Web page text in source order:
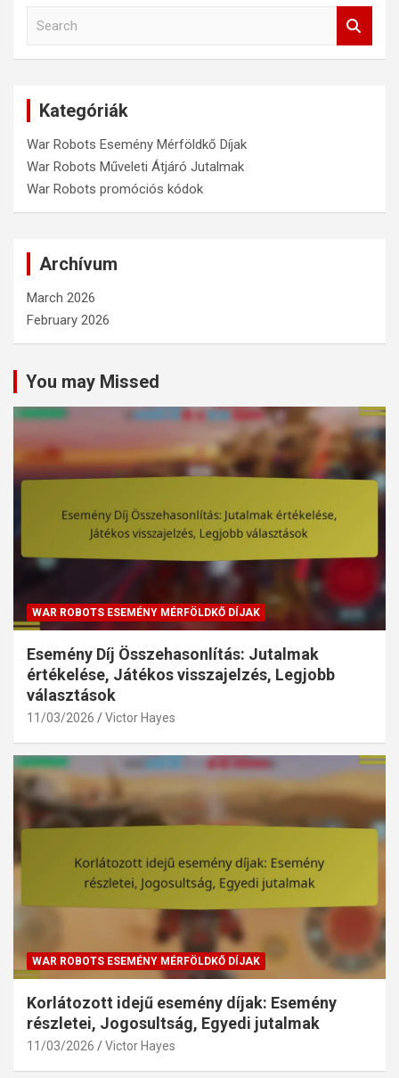
Kategóriák
War Robots Esemény Mérföldkő Díjak
War Robots Műveleti Átjáró Jutalmak
War Robots promóciós kódok
Archívum
March 2026
February 2026
You may Missed
WAR ROBOTS ESEMÉNY MÉRFÖLDKŐ DÍJAK
Esemény Díj Összehasonlítás: Jutalmak
értékelése, Játékos visszajelzés, Legjobb
választások
11/03/2026 Victor Hayes
WAR ROBOTS ESEMÉNY MÉRFÖLDKŐ DÍJAK
Korlátozott idejű esemény díjak: Esemény
részletei, Jogosultság, Egyedi jutalmak
11/03/2026 Victor Hayes